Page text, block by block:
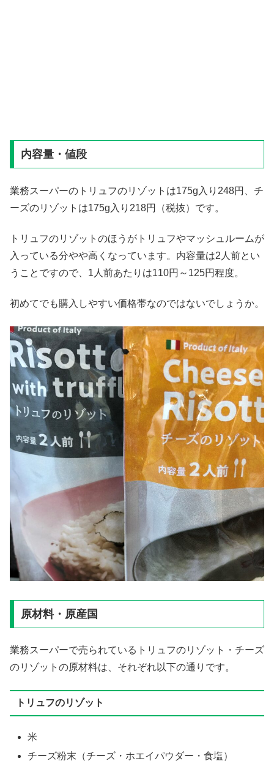
内容量・値段
業務スーパーのトリュフのリゾットは175g入り248円、チ
ーズのリゾットは175g入り218円（税抜）です。
トリュフのリゾットのほうがトリュフやマッシュルームが
入っている分やや高くなっています。内容量は2人前とい
うことですので、1人前あたりは110円～125円程度。
初めてでも購入しやすい価格帯なのではないでしょうか。
原材料・原産国
業務スーパーで売られているトリュフのリゾット・チーズ
のリゾットの原材料は、それぞれ以下の通りです。
トリュフのリゾット
米
チーズ粉末（チーズ・ホエイパウダー・食塩）